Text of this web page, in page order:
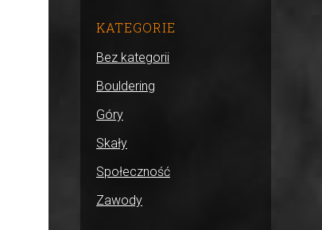
KATEGORIE
Bez kategorii
Bouldering
Góry
Skały
Społeczność
Zawody